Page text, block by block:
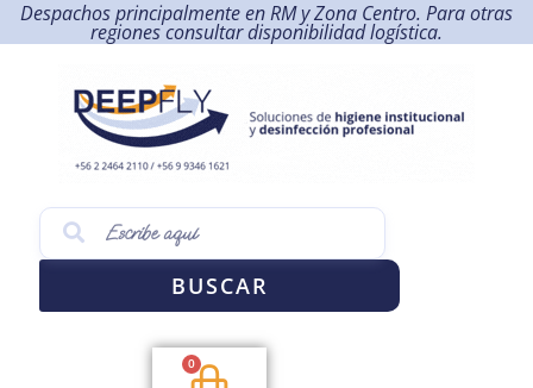
Despachos principalmente en RM y Zona Centro. Para otras
regiones consultar disponibilidad logística.
BUSCAR
0